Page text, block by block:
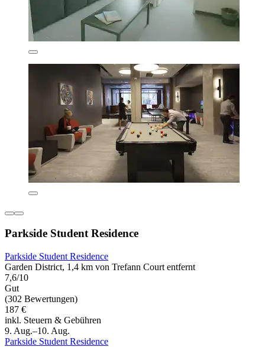
Parkside Student Residence
Parkside Student Residence
Garden District, 1,4 km von Trefann Court entfernt
7,6/10
Gut
(302 Bewertungen)
187 €
inkl. Steuern & Gebühren
9. Aug.–10. Aug.
Parkside Student Residence